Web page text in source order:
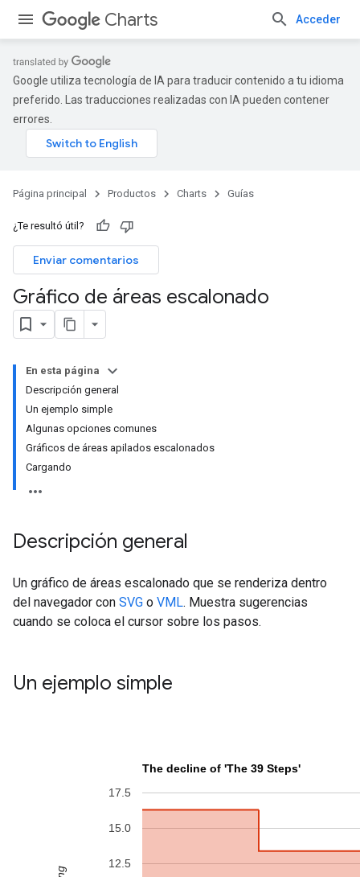
Charts Acceder
Google utiliza tecnología de IA para traducir contenido a tu idioma
preferido. Las traducciones realizadas con IA pueden contener
errores.
Página principal Productos Charts Guías
¿Te resultó útil?
Enviar comentarios
Gráfico de áreas escalonado
En esta página
Descripción general
Un ejemplo simple
Algunas opciones comunes
Gráficos de áreas apilados escalonados
Cargando
Descripción general
Un gráfico de áreas escalonado que se renderiza dentro
del navegador con SVG o VML. Muestra sugerencias
cuando se coloca el cursor sobre los pasos.
Un ejemplo simple